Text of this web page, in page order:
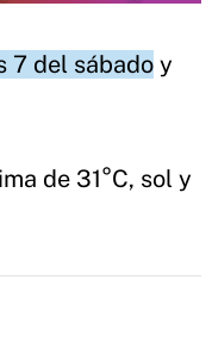
7 del sábado y
de 31°C, sol y